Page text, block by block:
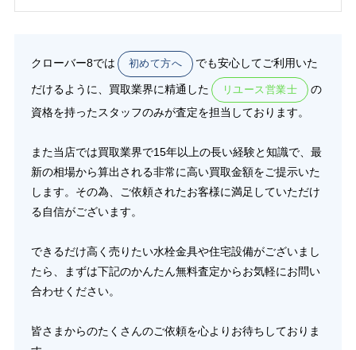
クローバー8では 初めて方へ でも安心してご利用いた
だけるように、買取業界に精通した リユース営業士
の
資格を持ったスタッフのみが査定を担当しております。
また当店では買取業界で15年以上の長い経験と知識で、最
新の相場から算出される非常に高い買取金額をご提示いた
します。その為、ご依頼されたお客様に満足していただけ
る自信がございます。
できるだけ高く売りたい水栓金具や住宅設備がございまし
たら、まずは下記のかんたん無料査定からお気軽にお問い
合わせください。
皆さまからのたくさんのご依頼を心よりお待ちしておりま